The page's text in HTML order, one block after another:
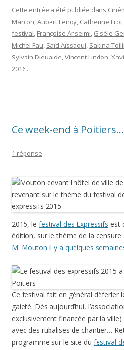
Cette entrée a été publiée dans
Marcon,Aubert Fenoy, Catherine Frot,
festival, Françoise Anselmi, Gisèle
Michel Fau, Saïd Aïssaoui, Sakina
Sylvain Dieuaide,Vincent Lindon,
2016 .
Ce week-end à Poitiers…
1 réponse
2015, le festival des Expressifs est
édition, sur le thème de la
M. Mouton il y a quelques
Ce festival fait en général déferler
gaieté. Dès aujourd’hui,
exclusivement financée par la
avec des rubalises de chantier…
programme sur le site du festival